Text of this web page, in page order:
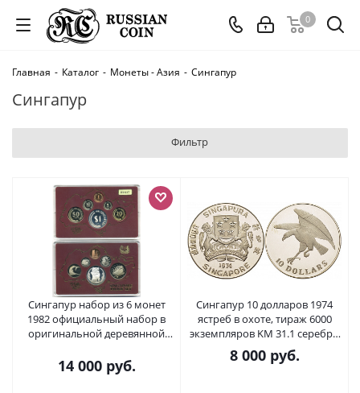
0
Главная - Каталог - Монеты - Азия - Сингапур
Сингапур
Фильтр
Сингапур набор из 6 монет
1982 официальный набор в
оригинальной деревянной
сертификатом KM PS15, KM 1-
5, 6a PROOF 7-5-6-01
14 000руб.
Сингапур 10 долларов 1974
ястреб в охоте, тираж 6000
экземпляров KM 31.1 серебро
PROOF 11-102-11
8 000руб.